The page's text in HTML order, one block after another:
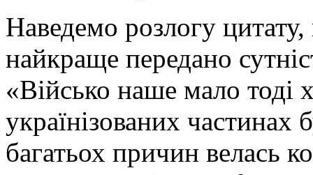
Наведемо розлогу
найкраще передано
«Військо наше мало тоді
українізованих частинах
багатьох причин велась